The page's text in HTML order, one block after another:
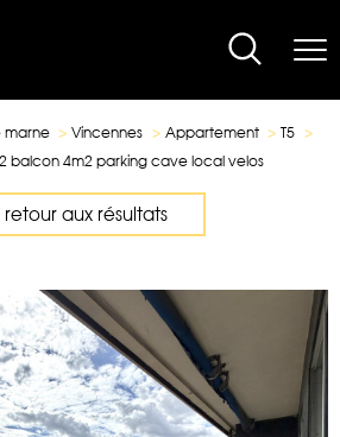
marne Vincennes Appartement
T5
balcon 4m2 parking cave local velos
retour aux résultats